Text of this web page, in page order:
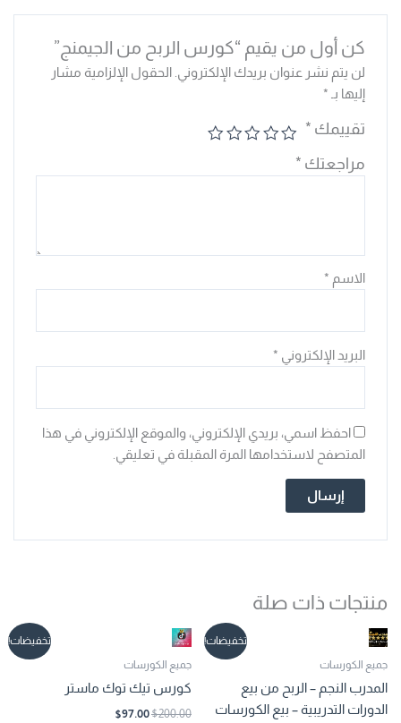
كن أول من يقيم “كورس الربح من الجيمنج”
لن يتم نشر عنوان بريدك الإلكتروني.
الحقول الإلزامية مشار
إليها بـ *
تقييمك *
مراجعتك *
الاسم *
البريد الإلكتروني *
احفظ اسمي، بريدي الإلكتروني، والموقع الإلكتروني في هذا
المتصفح لاستخدامها المرة المقبلة في تعليقي.
منتجات ذات صلة
تخفيضات!
جميع الكورسات
المدرب النجم – الربح من بيع
الدورات التدريبية – بيع الكورسات
هو:
تخفيضات!
جميع الكورسات
كورس تيك توك ماستر
$200.00
هو:
$97.00
$97.00.